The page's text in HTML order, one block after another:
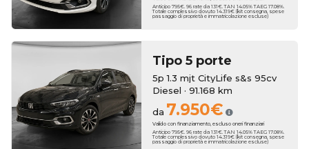
Anticipo 795€. 96 rate da 131€. TAN 14.05% TAEG 17.08%.
Totale complessivo dovuto 14.319€ (kit consegna, spese
passaggio di proprietà e immatricolazione escluse)
Tipo 5 porte
5p 1.3 mjt CityLife s&s 95cv
Diesel · 91.168 km
da 7.950€
Valido con finanziamento, escluso oneri finanziari
Anticipo 795€. 96 rate da 131€. TAN 14.05% TAEG 17.08%.
Totale complessivo dovuto 14.319€ (kit consegna, spese
passaggio di proprietà e immatricolazione escluse)